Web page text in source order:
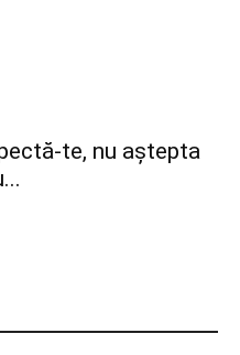
te, nu aștepta